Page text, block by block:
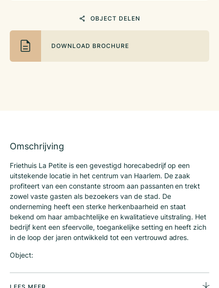
OBJECT DELEN
DOWNLOAD BROCHURE
Omschrijving
Friethuis La Petite is een gevestigd horecabedrijf op een
uitstekende locatie in het centrum van Haarlem. De zaak
profiteert van een constante stroom aan passanten en trekt
zowel vaste gasten als bezoekers van de stad. De
onderneming heeft een sterke herkenbaarheid en staat
bekend om haar ambachtelijke en kwalitatieve uitstraling. Het
bedrijf kent een sfeervolle, toegankelijke setting en heeft zich
in de loop der jaren ontwikkeld tot een vertrouwd adres.
Object:
Warmoesstraat 3
2011 HN Haarlem